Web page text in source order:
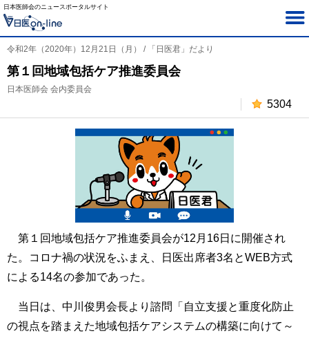
日本医師会のニュースポータルサイト
令和2年（2020年）12月21日（月） / 「日医君」だより
第１回地域包括ケア推進委員会
日本医師会 会内委員会
5304
第１回地域包括ケア推進委員会が12月16日に開催され
た。コロナ禍の状況をふまえ、日医出席者3名とWEB方式
による14名の参加であった。
当日は、中川俊男会長より諮問「自立支援と重度化防止
の視点を踏まえた地域包括ケアシステムの構築に向けて～